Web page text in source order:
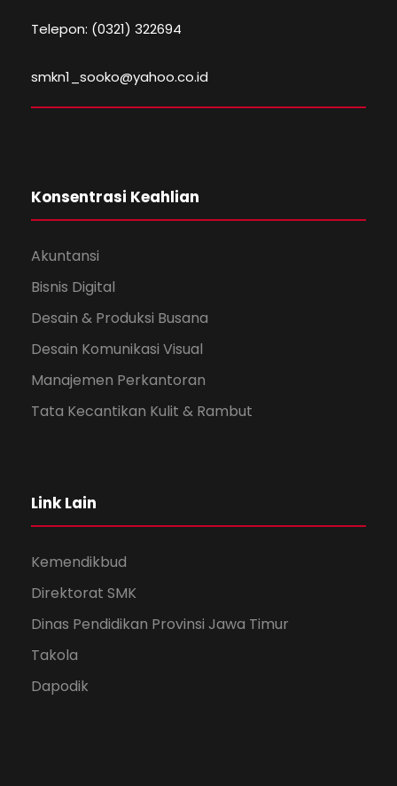
Telepon: (0321) 322694
smkn1_sooko@yahoo.co.id
Konsentrasi Keahlian
Akuntansi
Bisnis Digital
Desain & Produksi Busana
Desain Komunikasi Visual
Manajemen Perkantoran
Tata Kecantikan Kulit & Rambut
Link Lain
Kemendikbud
Direktorat SMK
Dinas Pendidikan Provinsi Jawa Timur
Takola
Dapodik